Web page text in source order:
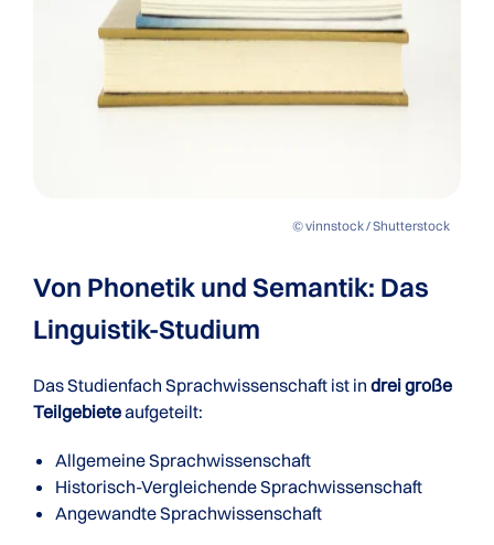
© vinnstock / Shutterstock
Von Phonetik und Semantik: Das
Linguistik-Studium
Das Studienfach Sprachwissenschaft ist in drei große
Teilgebieteaufgeteilt:
Allgemeine Sprachwissenschaft
Historisch-Vergleichende Sprachwissenschaft
Angewandte Sprachwissenschaft